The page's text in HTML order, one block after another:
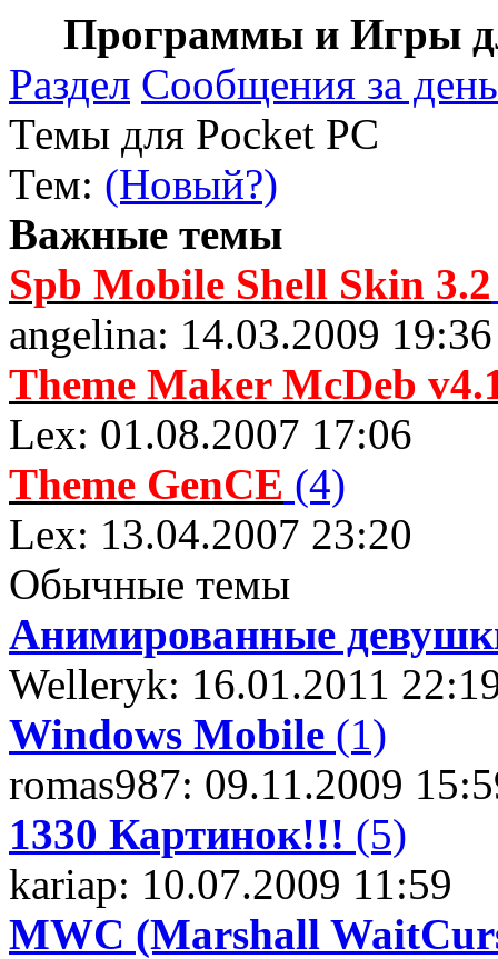
Программы и Игры
Раздел Сообщения за день
Темы для Pocket PC
Тем: (Новый?)
Важные темы
Spb Mobile Shell Skin 3.2
angelina: 14.03.2009 19:36
Theme Maker McDeb
Lex: 01.08.2007 17:06
Theme GenCE (4)
Lex: 13.04.2007 23:20
Обычные темы
Анимированные
Welleryk: 16.01.2011
Windows Mobile (1)
romas987: 09.11.2009
1330 Картинок!!! (5)
kariap: 10.07.2009 11:59
MWC (Marshall